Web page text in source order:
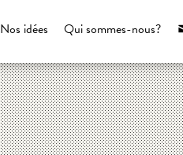
Qui sommes-nous?
Nos idées